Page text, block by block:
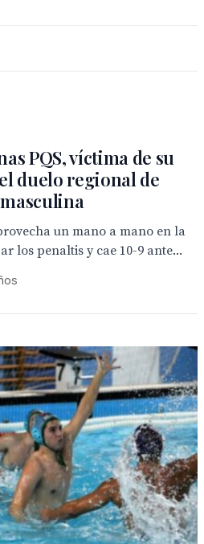
PQS, víctima de su
duelo regional de
un mano a mano en la
los penaltis y cae 10-9 ante...